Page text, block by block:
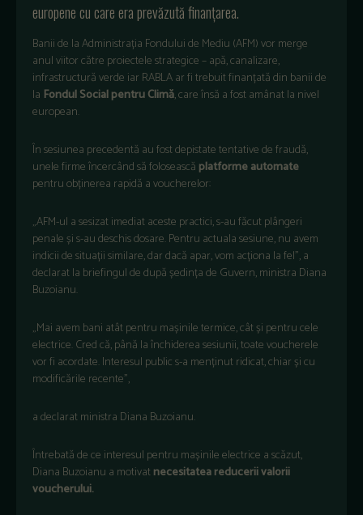
europene cu care era prevăzută finanțarea.
Banii de la Administrația Fondului de Mediu (AFM) vor merge
anul viitor către proiectele strategice – apă, canalizare,
infrastructură verde iar RABLA ar fi trebuit finanțată din banii de
la Fondul Social pentru Climă, care însă a fost amânat la nivel
european.
În sesiunea precedentă au fost depistate tentative de fraudă,
unele firme încercând să folosească platforme automate
pentru obținerea rapidă a voucherelor:
„AFM-ul a sesizat imediat aceste practici, s-au făcut plângeri
penale și s-au deschis dosare. Pentru actuala sesiune, nu avem
indicii de situații similare, dar dacă apar, vom acționa la fel”, a
declarat la briefingul de după ședința de Guvern, ministra Diana
Buzoianu.
„Mai avem bani atât pentru mașinile termice, cât și pentru cele
electrice. Cred că, până la închiderea sesiunii, toate voucherele
vor fi acordate. Interesul public s-a menținut ridicat, chiar și cu
modificările recente”,
a declarat ministra Diana Buzoianu.
Întrebată de ce interesul pentru mașinile electrice a scăzut,
Diana Buzoianu a motivatnecesitatea reducerii valorii
voucherului.